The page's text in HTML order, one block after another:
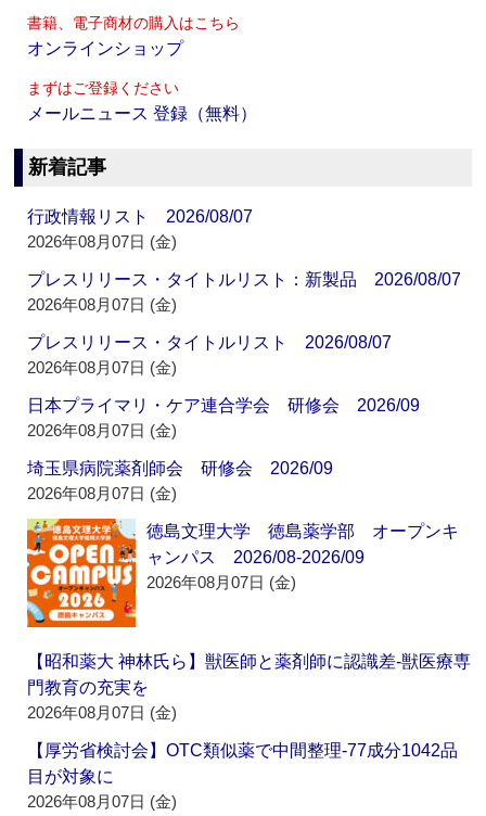
書籍、電子商材の購入はこちら
オンラインショップ
まずはご登録ください
メールニュース 登録（無料）
新着記事
行政情報リスト 2026/08/07
2026年08月07日 (金)
プレスリリース・タイトルリスト：新製品 2026/08/07
2026年08月07日 (金)
プレスリリース・タイトルリスト 2026/08/07
2026年08月07日 (金)
日本プライマリ・ケア連合学会 研修会 2026/09
2026年08月07日 (金)
埼玉県病院薬剤師会 研修会 2026/09
2026年08月07日 (金)
徳島文理大学 徳島薬学部 オープンキ
ャンパス 2026/08-2026/09
2026年08月07日 (金)
【昭和薬大 神林氏ら】獣医師と薬剤師に認識差‐獣医療専
門教育の充実を
2026年08月07日 (金)
【厚労省検討会】OTC類似薬で中間整理‐77成分1042品
目が対象に
2026年08月07日 (金)